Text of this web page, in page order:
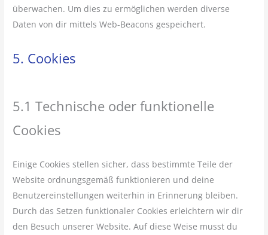
überwachen. Um dies zu ermöglichen werden diverse
Daten von dir mittels Web-Beacons gespeichert.
5. Cookies
5.1 Technische oder funktionelle
Cookies
Einige Cookies stellen sicher, dass bestimmte Teile der
Website ordnungsgemäß funktionieren und deine
Benutzereinstellungen weiterhin in Erinnerung bleiben.
Durch das Setzen funktionaler Cookies erleichtern wir dir
den Besuch unserer Website. Auf diese Weise musst du